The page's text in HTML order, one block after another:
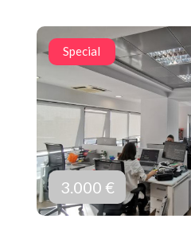
Special
3.000 €